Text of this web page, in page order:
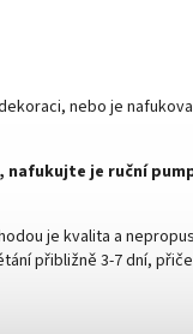
nebo je
je ruční
je kvalita a
přibližně 3-7 dní,